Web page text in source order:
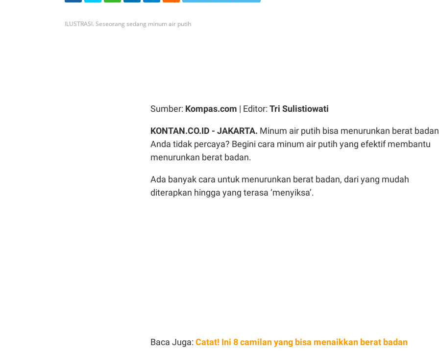
ILUSTRASI. Seseorang sedang minum air putih
Sumber: Kompas.com | Editor: Tri Sulistiowati
KONTAN.CO.ID - JAKARTA. Minum air putih bisa menurunkan berat
Anda tidak percaya? Begini cara minum air putih yang efektif membantu
menurunkan berat badan.
Ada banyak cara untuk menurunkan berat badan, dari yang mudah
diterapkan hingga yang terasa ‘menyiksa’.
Baca Juga: Catat! Ini 8 camilan yang bisa menaikkan berat badan